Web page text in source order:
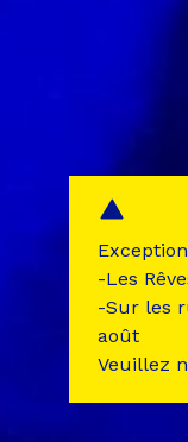
-Les
-Sur les
août
Veuillez